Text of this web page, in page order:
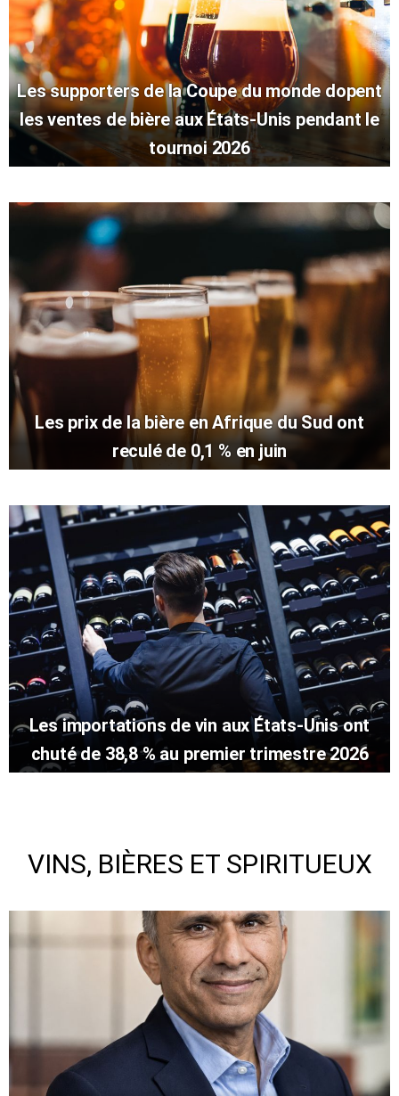
Les supporters de la Coupe du monde dopent
les ventes de bière aux États-Unis pendant le
tournoi 2026
Les prix de la bière en Afrique du Sud ont
reculé de 0,1 % en juin
Les importations de vin aux États-Unis ont
chuté de 38,8 % au premier trimestre 2026
VINS, BIÈRES ET SPIRITUEUX